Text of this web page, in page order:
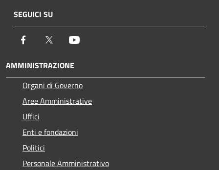
SEGUICI SU
Facebook Twitter
AMMINISTRAZIONE
Organi di Governo
Aree Amministrative
Uffici
Enti e fondazioni
Politici
Personale Amministrativo